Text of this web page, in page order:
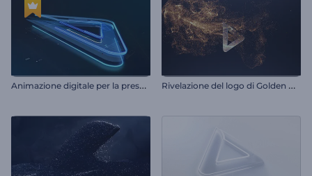
A
nimazione digitale per la presentazione del logo R
ivelazione del logo di Golden Dust